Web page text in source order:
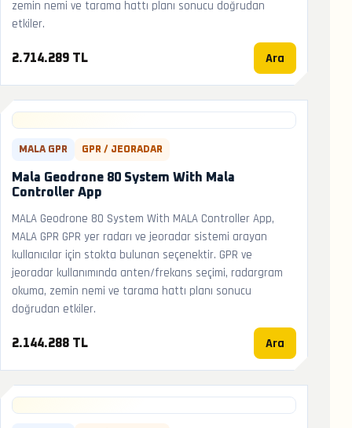
zemin nemi ve tarama hattı planı sonucu doğrudan
etkiler.
2.714.289 TL Ara
MALA GPR GPR / JEORADAR
Mala Geodrone 80 System With Mala
Controller App
MALA Geodrone 80 System With MALA Controller App,
MALA GPR GPR yer radarı ve jeoradar sistemi arayan
kullanıcılar için stokta bulunan seçenektir. GPR ve
jeoradar kullanımında anten/frekans seçimi, radargram
okuma, zemin nemi ve tarama hattı planı sonucu
doğrudan etkiler.
2.144.288 TL Ara